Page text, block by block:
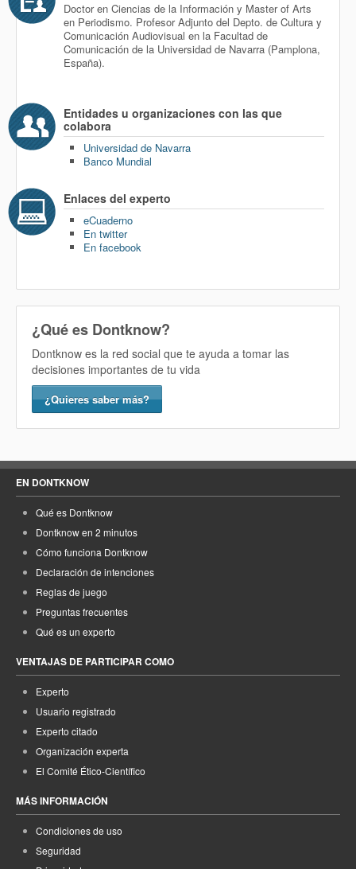
Doctor en Ciencias de la Información y Master of Arts
en Periodismo. Profesor Adjunto del Depto. de Cultura y
Comunicación Audiovisual en la Facultad de
Comunicación de la Universidad de Navarra (Pamplona,
España).
Entidades u organizaciones con las que
colabora
Universidad de Navarra
Banco Mundial
Enlaces del experto
eCuaderno
En twitter
En facebook
¿Qué es Dontknow?
Dontknow es la red social que te ayuda a tomar las
decisiones importantes de tu vida
¿Quieres saber más?
EN DONTKNOW
Qué es Dontknow
Dontknow en 2 minutos
Cómo funciona Dontknow
Declaración de intenciones
Reglas de juego
Preguntas frecuentes
Qué es un experto
VENTAJAS DE PARTICIPAR COMO
Experto
Usuario registrado
Experto citado
Organización experta
El Comité Ético-Científico
MÁS INFORMACIÓN
Condiciones de uso
Seguridad